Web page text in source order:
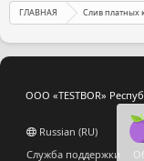
ГЛАВНАЯ Слив платных
ООО «TESTBOR»
Russian (RU)
Служба поддержки